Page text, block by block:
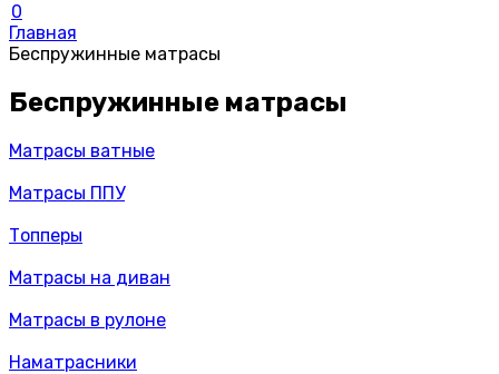
0
Главная
Беспружинные матрасы
Беспружинные матрасы
Матрасы ватные
Матрасы ППУ
Топперы
Матрасы на диван
Матрасы в рулоне
Наматрасники